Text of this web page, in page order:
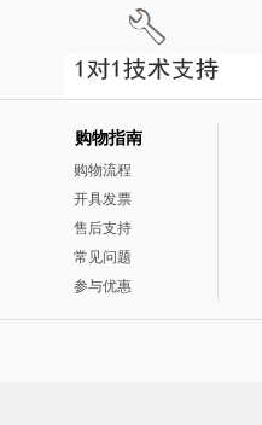
购物指南
购物流程
开具发票
售后支持
常见问题
参与优惠